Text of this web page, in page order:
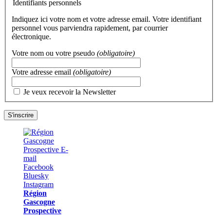
Identifiants personnels
Indiquez ici votre nom et votre adresse email. Votre identifiant
personnel vous parviendra rapidement, par courrier
électronique.
Votre nom ou votre pseudo (obligatoire)
Votre adresse email (obligatoire)
Je veux recevoir la Newsletter
Région
Gascogne
Prospective